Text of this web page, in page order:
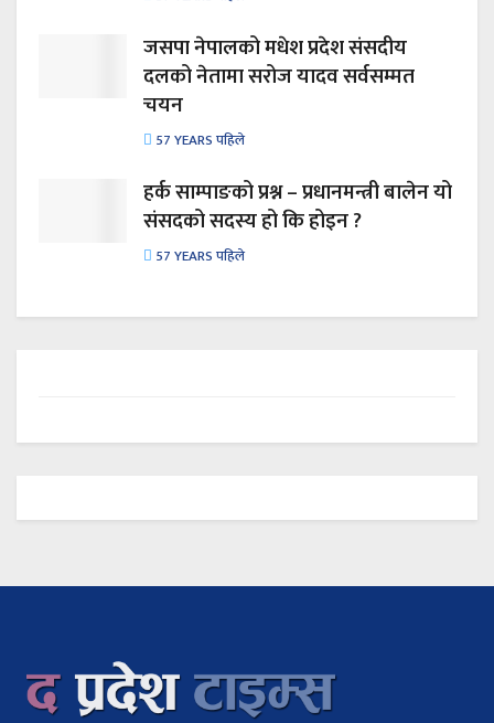
जसपा नेपालको मधेश प्रदेश संसदीय
दलको नेतामा सरोज यादव सर्वसम्मत
चयन
57 YEARS पहिले
हर्क साम्पाङको प्रश्न – प्रधानमन्त्री बालेन यो
संसदको सदस्य हो कि होइन ?
57 YEARS पहिले